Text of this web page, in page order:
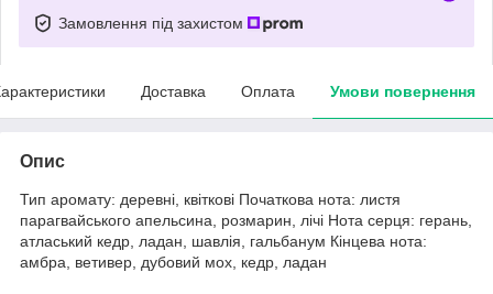
Замовлення під захистом
Доставка Оплата Умови повернення
Опис
Тип аромату: деревні, квіткові Початкова нота: листя
парагвайського апельсина, розмарин, лічі Нота серця: герань,
атласький кедр, ладан, шавлія, гальбанум Кінцева нота:
амбра, ветивер, дубовий мох, кедр, ладан